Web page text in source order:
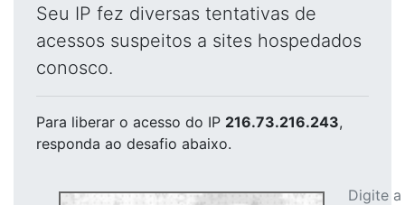
Seu IP fez diversas tentativas de
acessos suspeitos a sites hospedados
conosco.
Para liberar o acesso do IP 216.73.216.243,
responda ao desafio abaixo.
Digite